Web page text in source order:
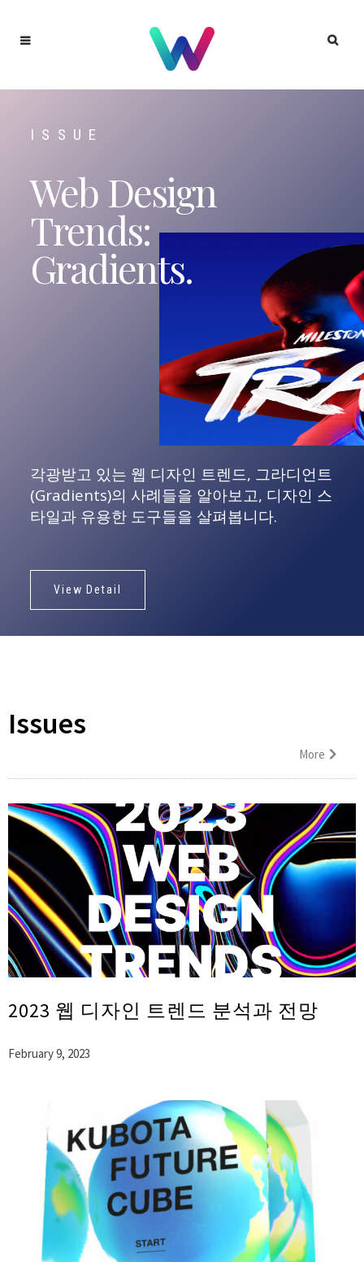
Web Design
Trends:
Gradients.
ISSUE
View Detail
각광받고 있는 웹 디자인 트렌드, 그라디언트
(Gradients)의 사례들을 알아보고, 디자인 스
타일과 유용한 도구들을 살펴봅니다.
Issues
More
2023 웹 디자인 트렌드 분석과 전망
February 9, 2023